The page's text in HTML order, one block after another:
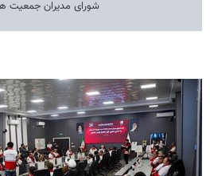
شورای مدیران جمعیت